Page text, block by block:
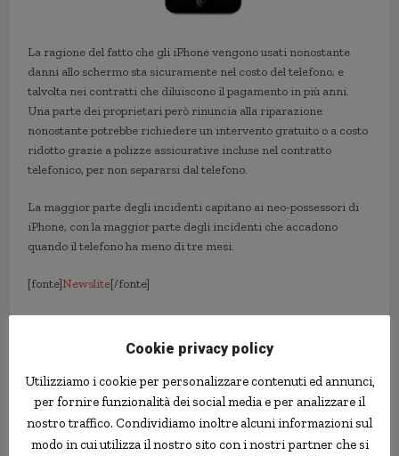
La ragione del fatto che gli iPhone vengono usati nonostante
danni allo schermo sta sicuramente nel costo del telefono, e
talvolta nei contratti che diluiscono il pagamento in più anni.
Una parte dei proprietari però rinuncia alla riparazione
nonostante potrebbe richiedere un intervento gratuito o a costo
ridotto grazie a polizze assicurative incluse nel contratto
telefonico, per non separarsi dal telefono.
La maggior parte degli incidenti capitano ai neo-possessori di
iPhone, con la maggior parte degli incidenti che accadono
quando il telefono ha meno di tre mesi.
[fonte]Newslite[/fonte]
Cookie privacy policy
Utilizziamo i cookie per personalizzare contenuti ed annunci,
per fornire funzionalità dei social media e per analizzare il
nostro traffico. Condividiamo inoltre alcuni informazioni sul
modo in cui utilizza il nostro sito con i nostri partner che si